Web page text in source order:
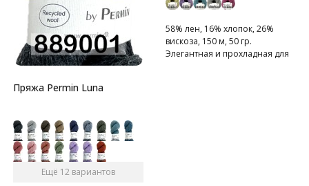
Пряжа Permin Luna
Ещё 12 вариантов
58% лен, 16% хлопок, 26%
вискоза, 150 м, 50 гр.
Элегантная и прохладная для